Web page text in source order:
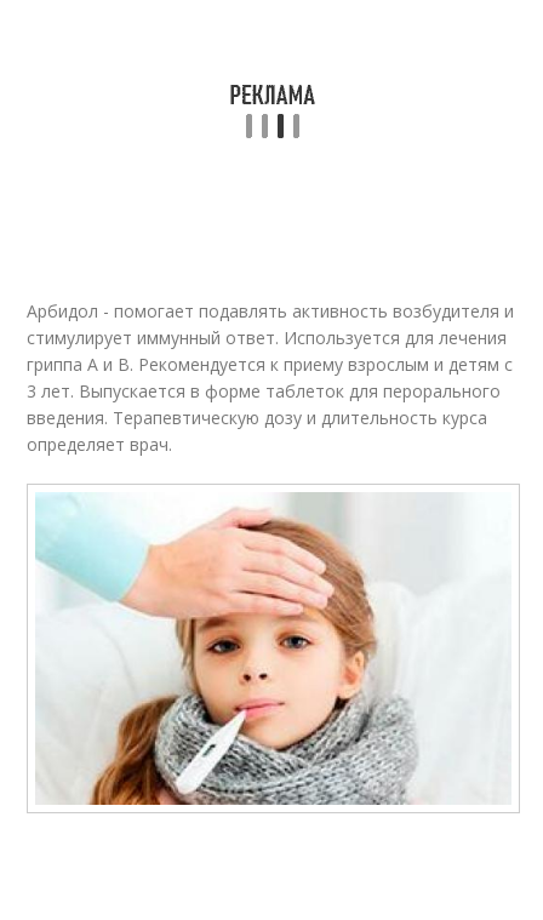
Арбидол - помогает подавлять активность возбудителя и
стимулирует иммунный ответ. Используется для лечения
гриппа А и В. Рекомендуется к приему взрослым и детям с
3 лет. Выпускается в форме таблеток для перорального
введения. Терапевтическую дозу и длительность курса
определяет врач.